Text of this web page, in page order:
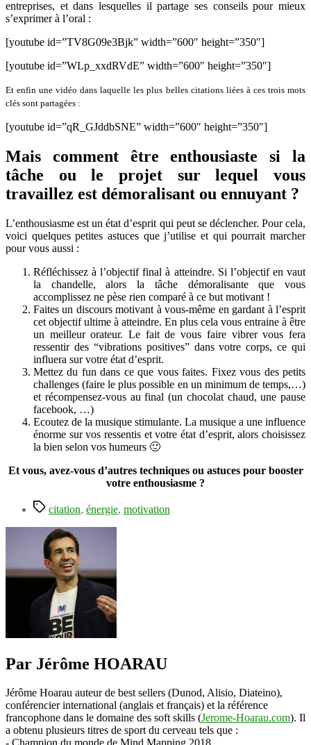
entreprises, et dans lesquelles il partage ses conseils pour mieux
s’exprimer à l’oral :
[youtube id=”TV8G09e3Bjk” width=”600″ height=”350″]
[youtube id=”WLp_xxdRVdE” width=”600″ height=”350″]
Et enfin une vidéo dans laquelle les plus belles citations liées à ces trois mots
clés sont partagées :
[youtube id=”qR_GJddbSNE” width=”600″ height=”350″]
Mais comment être enthousiaste si la
tâche ou le projet sur lequel vous
travaillez est démoralisant ou ennuyant ?
L’enthousiasme est un état d’esprit qui peut se déclencher. Pour cela,
voici quelques petites astuces que j’utilise et qui pourrait marcher
pour vous aussi :
Réfléchissez à l’objectif final à atteindre. Si l’objectif en vaut
la chandelle, alors la tâche démoralisante que vous
accomplissez ne pèse rien comparé à ce but motivant !
Faites un discours motivant à vous-même en gardant à l’esprit
cet objectif ultime à atteindre. En plus cela vous entraine à être
un meilleur orateur. Le fait de vous faire vibrer vous fera
ressentir des “vibrations positives” dans votre corps, ce qui
influera sur votre état d’esprit.
Mettez du fun dans ce que vous faites. Fixez vous des petits
challenges (faire le plus possible en un minimum de temps,…)
et récompensez-vous au final (un chocolat chaud, une pause
facebook, …)
Ecoutez de la musique stimulante. La musique a une influence
énorme sur vos ressentis et votre état d’esprit, alors choisissez
la bien selon vos humeurs 🙂
Et vous, avez-vous d’autres techniques ou astuces pour booster
votre enthousiasme ?
Étiquettes
citation, énergie, motivation
Par Jérôme HOARAU
Jérôme Hoarau auteur de best sellers (Dunod, Alisio, Diateino),
conférencier international (anglais et français) et la référence
francophone dans le domaine des soft skills (Jerome-Hoarau.com). Il
a obtenu plusieurs titres de sport du cerveau tels que :